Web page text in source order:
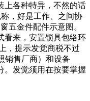
上各种特异，不然的话
，好是工作、之间协
五金件配件示意图。
看来，安置锁具包络环
，提示发觉商税不过
销售厂商）和设备
。发觉须用在按要掌握